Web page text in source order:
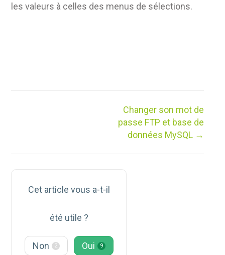
les valeurs à celles des menus de sélections.
Changer son mot de
passe FTP et base de
données MySQL →
Cet article vous a-t-il
été utile ?
Non 2 Oui 9